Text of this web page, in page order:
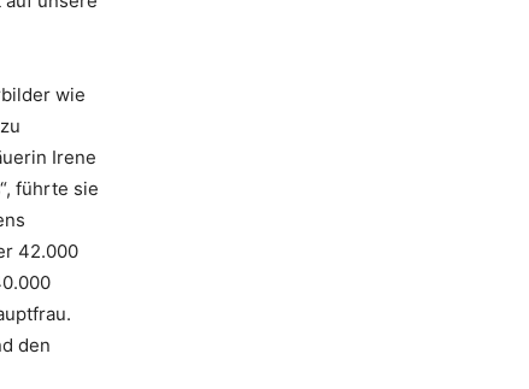
wie
Irene
führte sie
42.000
den